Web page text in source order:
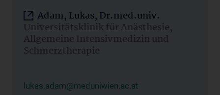
Adam, Lukas, Dr.med.univ.
Universitätsklinik für Anästhesie,
Allgemeine Intensivmedizin und
Schmerztherapie
lukas.adam@meduniwien.ac.at